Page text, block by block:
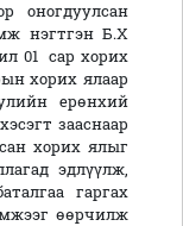
оногдуулсан
нэгтгэн Б.Х
01 сар хорих
хорих ялаар
ерөнхий
зааснаар
хорих ялыг
эдлүүлж,
гаргах
өөрчилж